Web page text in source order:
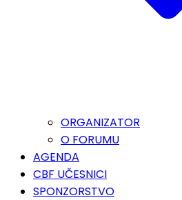
ORGANIZATOR
O FORUMU
AGENDA
CBF UČESNICI
SPONZORSTVO